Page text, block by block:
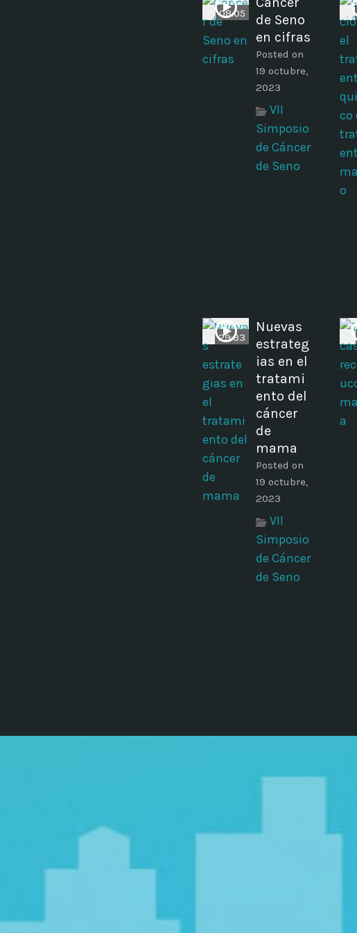
08:05
de Seno
en cifras
Posted on
19 octubre,
2023
VII
Simposio
de Cáncer
de Seno
29:33
Nuevas
estrateg
ias en el
tratami
ento del
cáncer
de
mama
Posted on
19 octubre,
2023
VII
Simposio
de Cáncer
de Seno